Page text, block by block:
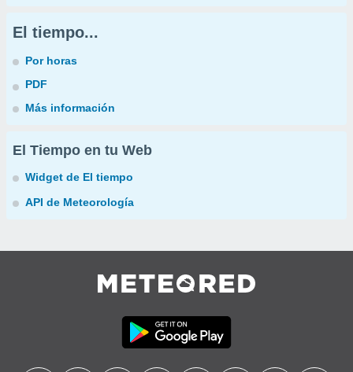
El tiempo...
Por horas
PDF
Más información
El Tiempo en tu Web
Widget de El tiempo
API de Meteorología